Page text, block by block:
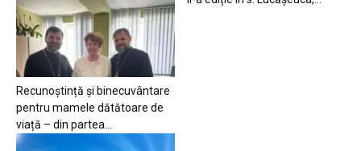
Recunoștință și binecuvântare
pentru mamele dătătoare de
viață – din partea...